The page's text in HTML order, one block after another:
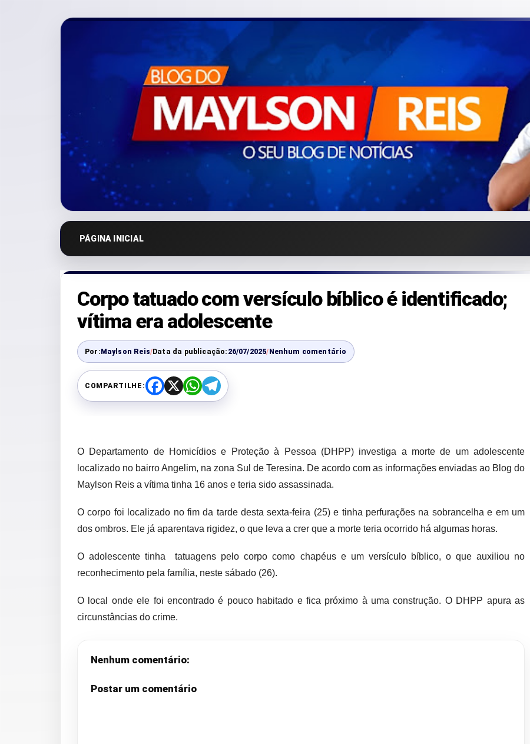
PÁGINA INICIAL
Corpo tatuado com versículo bíblico é identificado;
vítima era adolescente
Por:Maylson Reis/Data da publicação: 26/07/2025/Nenhum comentário
COMPARTILHE:
F
a
o
k
X
W
h
p
p
T
e
a
m
O Departamento de Homicídios e Proteção à Pessoa (DHPP) investiga a morte de um adolescente
localizado no bairro Angelim, na zona Sul de Teresina. De acordo com as informações enviadas ao Blog do
Maylson Reis a vítima tinha 16 anos e teria sido assassinada.
O corpo foi localizado no fim da tarde desta sexta-feira (25) e tinha perfurações na sobrancelha e em um
dos ombros. Ele já aparentava rigidez, o que leva a crer que a morte teria ocorrido há algumas horas.
O adolescente tinha tatuagens pelo corpo como chapéus e um versículo bíblico, o que auxiliou no
reconhecimento pela família, neste sábado (26).
O local onde ele foi encontrado é pouco habitado e fica próximo à uma construção. O DHPP apura as
circunstâncias do crime.
Nenhum comentário:
Postar um comentário